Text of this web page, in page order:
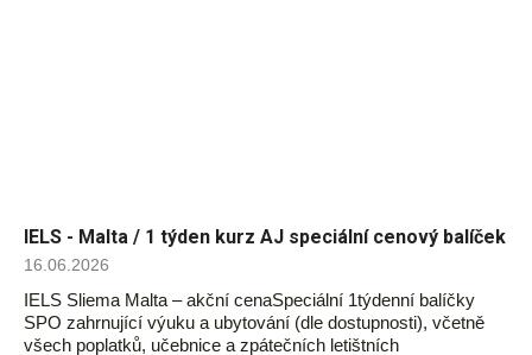
IELS - Malta / 1 týden kurz AJ speciální cenový balíček
16.06.2026
IELS Sliema Malta – akční cenaSpeciální 1týdenní balíčky
SPO zahrnující výuku a ubytování (dle dostupnosti), včetně
všech poplatků, učebnice a zpátečních letištních